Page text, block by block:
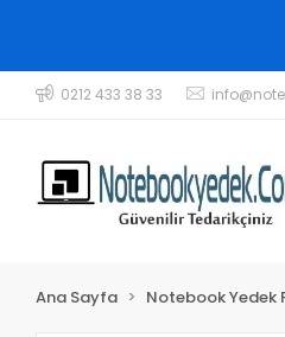
0212 433 38 33
Ana Sayfa Notebook Yedek